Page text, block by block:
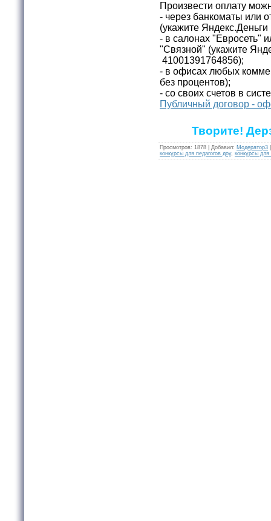
Произвести оплату
- через банкоматы или
(укажите
- в салонах "Евросеть"
"Связной" (укажите
41001391764856);
- в офисах любых
без процентов);
- со своих счетов в
Публичный договор -
Творите!
Просмотров: 1878 Добавил: Модератор3
конкурсы для педагогов доу, конкурсы